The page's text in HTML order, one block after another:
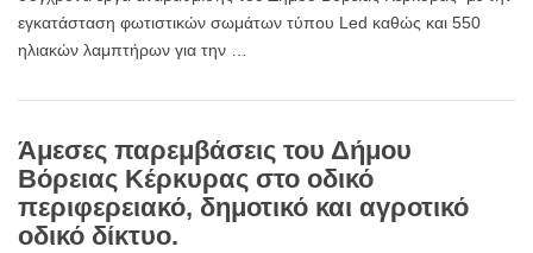
εγκατάσταση φωτιστικών σωμάτων τύπου Led καθώς και 550
ηλιακών λαμπτήρων για την …
Άμεσες παρεμβάσεις του Δήμου
Βόρειας Κέρκυρας στο οδικό
περιφερειακό, δημοτικό και αγροτικό
οδικό δίκτυο.